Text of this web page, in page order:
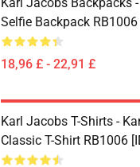
Selfie Backpack RB1006
18,96 £ - 22,91 £
Karl Jacobs T-Shirts -
Classic T-Shirt RB1006